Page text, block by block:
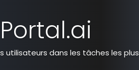
utilisateurs dans les tâches les plus